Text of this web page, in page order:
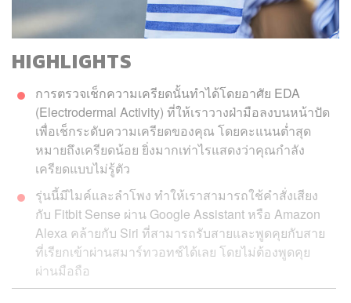
HIGHLIGHTS
การตรวจเช็กความเครียดนั้นทำได้โดยอาศัย EDA
(Electrodermal Activity) ที่ให้เราวางฝ่ามือลงบนหน้าปัด
เพื่อเช็กระดับความเครียดของคุณ โดยคะแนนต่ำสุด
หมายถึงเครียดน้อย ยิ่งมากเท่าไรแสดงว่าคุณกำลัง
เครียดแบบไม่รู้ตัว
รุ่นนี้มีไมค์และลำโพง ทำให้เราสามารถใช้คำสั่งเสียง
กับ Fitbit Sense ผ่าน Google Assistant หรือ Amazon
Alexa คล้ายกับ Siri ที่สามารถรับสายและพูดคุยกับสาย
ที่เรียกเข้าผ่านสมาร์ทวอทช์ได้เลย โดยไม่ต้องพูดคุย
ผ่านมือถือ